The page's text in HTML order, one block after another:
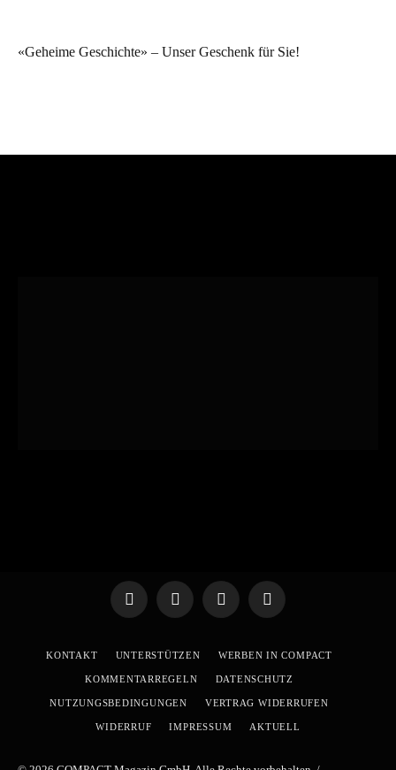
«Geheime Geschichte» – Unser Geschenk für Sie!
TelegramWhatsApp
X
YouTube
KONTAKT UNTERSTÜTZEN WERBEN IN COMPACT
KOMMENTARREGELN DATENSCHUTZ
NUTZUNGSBEDINGUNGEN VERTRAG WIDERRUFEN
WIDERRUF IMPRESSUM AKTUELL